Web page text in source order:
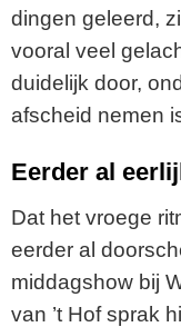
dingen geleerd,
vooral veel
duidelijk door,
afscheid nemen
Eerder al
Dat het vroege
eerder al
middagshow bij
van ’t Hof sprak